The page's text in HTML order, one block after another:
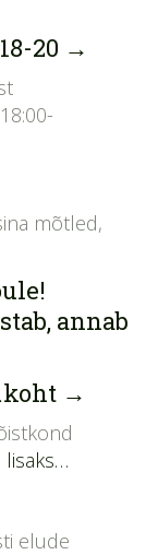
20 →
mõtled,
annab
→
lisaks…
elude